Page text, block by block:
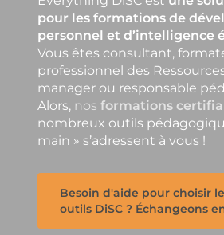
pour les formations de
personnel et d’intelligence
Vous êtes consultant,
professionnel des
manager ou responsable
Alors, nos formations
nombreux outils
main » s’adressent à vous !
Besoin d'aide pour choisir
outils DiSC ? Échangeons